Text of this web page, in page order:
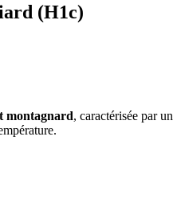
(H1c)
montagnard, caractérisée par un
.